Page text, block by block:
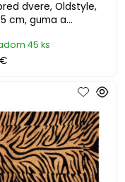
dvere, Oldstyle,
cm, guma a
45 ks